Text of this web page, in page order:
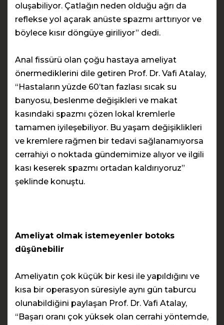
oluşabiliyor. Çatlağın neden olduğu ağrı da
reflekse yol açarak anüste spazmı arttırıyor ve
böylece kısır döngüye giriliyor” dedi.
Anal fissürü olan çoğu hastaya ameliyat
önermediklerini dile getiren Prof. Dr. Vafi Atalay,
“Hastaların yüzde 60’tan fazlası sıcak su
banyosu, beslenme değişikleri ve makat
kasındaki spazmı çözen lokal kremlerle
tamamen iyileşebiliyor. Bu yaşam değişiklikleri
ve kremlere rağmen bir tedavi sağlanamıyorsa
cerrahiyi o noktada gündemimize alıyor ve ilgili
kası keserek spazmı ortadan kaldırıyoruz”
şeklinde konuştu.
Ameliyat olmak istemeyenler botoks
düşünebilir
Ameliyatın çok küçük bir kesi ile yapıldığını ve
kısa bir operasyon süresiyle aynı gün taburcu
olunabildiğini paylaşan Prof. Dr. Vafi Atalay,
“Başarı oranı çok yüksek olan cerrahi yöntemde,